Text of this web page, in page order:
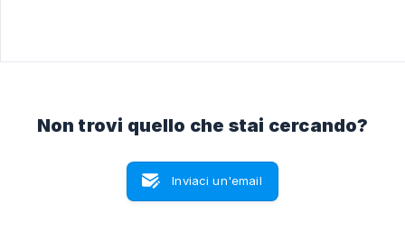
Non trovi quello che stai cercando?
Inviaci un'email